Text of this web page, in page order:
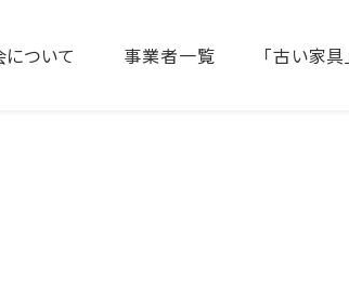
ついて 事業者一覧 「古い家